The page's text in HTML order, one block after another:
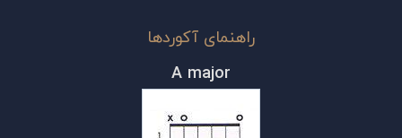
راهنمای آکوردها
A major